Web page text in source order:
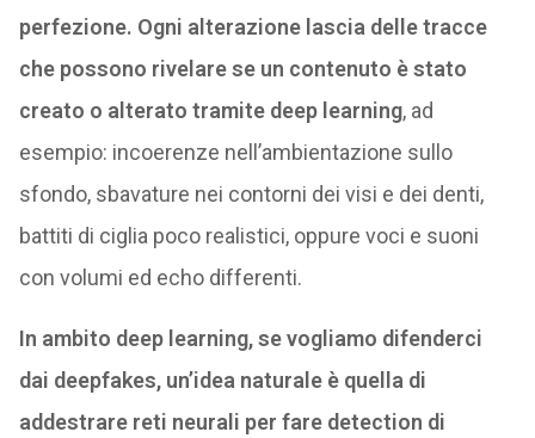
perfezione. Ogni alterazione lascia delle tracce
che possono rivelare se un contenuto è stato
creato o alterato tramite deep learning, ad
esempio: incoerenze nell’ambientazione sullo
sfondo, sbavature nei contorni dei visi e dei denti,
battiti di ciglia poco realistici, oppure voci e suoni
con volumi ed echo differenti.
In ambito deep learning, se vogliamo difenderci
dai deepfakes, un’idea naturale è quella di
addestrare reti neurali per fare detection di